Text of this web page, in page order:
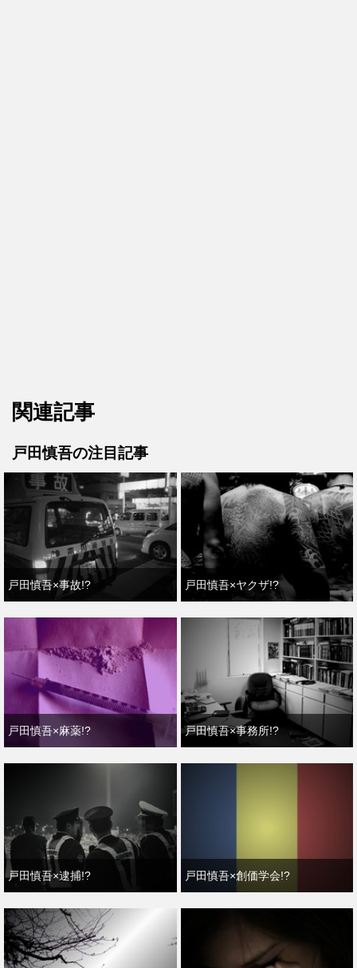
関連記事
戸田慎吾の注目記事
戸田慎吾×事故!? 戸田慎吾×ヤクザ!?
戸田慎吾×麻薬!? 戸田慎吾×事務所!?
戸田慎吾×逮捕!? 戸田慎吾×創価学会!?